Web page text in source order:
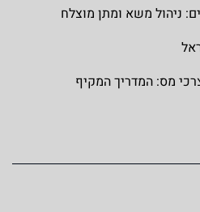
ניהול משא ומתן מוצלח
מס: המדריך המקיף